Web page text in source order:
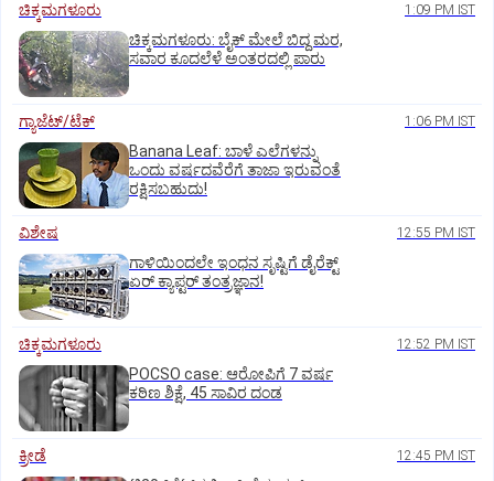
ಚಿಕ್ಕಮಗಳೂರು 1:09 PM IST
ಚಿಕ್ಕಮಗಳೂರು: ಬೈಕ್ ಮೇಲೆ ಬಿದ್ದ ಮರ,
ಸವಾರ ಕೂದಲೆಳೆ ಅಂತರದಲ್ಲಿ ಪಾರು
ಗ್ಯಾಜೆಟ್/ಟೆಕ್ 1:06 PM IST
Banana Leaf: ಬಾಳೆ ಎಲೆಗಳನ್ನು
ಒಂದು ವರ್ಷದವೆರೆಗೆ ತಾಜಾ ಇರುವಂತೆ
ರಕ್ಷಿಸಬಹುದು!
ವಿಶೇಷ 12:55 PM IST
ಗಾಳಿಯಿಂದಲೇ ಇಂಧನ ಸೃಷ್ಟಿಗೆ ಡೈರೆಕ್ಟ್
ಏರ್‌ ಕ್ಯಾಪ್ಟರ್ ತಂತ್ರಜ್ಞಾನ!
ಚಿಕ್ಕಮಗಳೂರು 12:52 PM IST
POCSO case: ಆರೋಪಿಗೆ 7 ವರ್ಷ
ಕಠಿಣ ಶಿಕ್ಷೆ, 45 ಸಾವಿರ ದಂಡ
ಕ್ರೀಡೆ 12:45 PM IST